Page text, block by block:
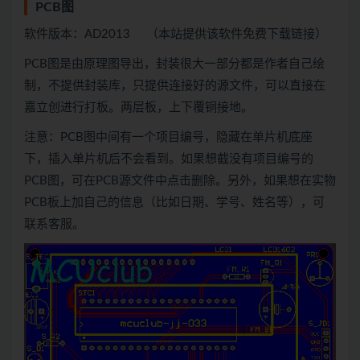
PCB图
软件版本：AD2013 （本站提供该软件免费下载链接）
PCB图是由原理图导出，封装很大一部分都是作者自己绘
制，不提供封装库，只提供连接好的源文件，可以直接在
嘉立创进行打板。两层板，上下覆铜接地。
注意：PCB图中间有一个项目编号，隐藏在单片机底座
下，插入单片机后不会看到。如果想截没有项目编号的
PCB图，可在PCB源文件中点击删除。另外，如果想在实物
PCB板上加自己的信息（比如日期、学号、姓名等），可
联系客服。